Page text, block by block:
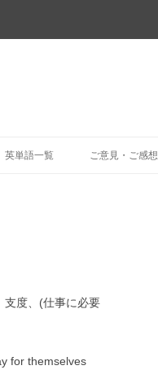
英単語一覧 ご意見・ご感想
支度、(仕事に必要
for themselves